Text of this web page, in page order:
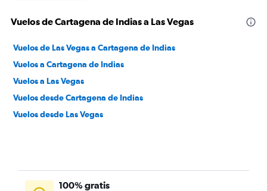
Vuelos de Cartagena de Indias a Las Vegas
Vuelos de Las Vegas a Cartagena de Indias
Vuelos a Cartagena de Indias
Vuelos a Las Vegas
Vuelos desde Cartagena de Indias
Vuelos desde Las Vegas
100% gratis